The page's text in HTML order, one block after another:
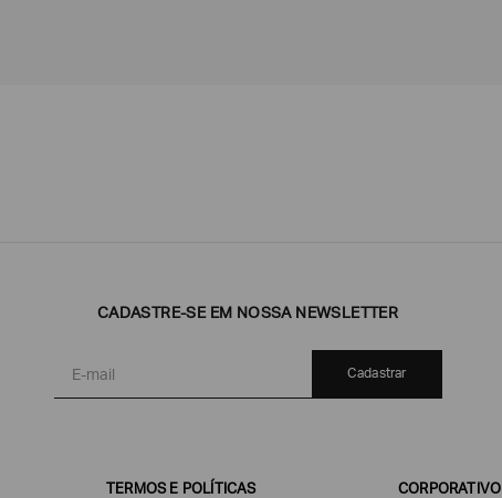
CADASTRE-SE EM NOSSA NEWSLETTER
Cadastrar
TERMOS E POLÍTICAS CORPORATIVO
Armani/Silos
Armani